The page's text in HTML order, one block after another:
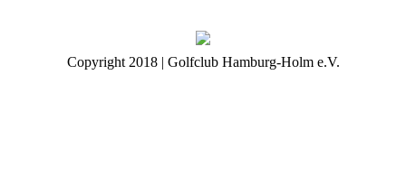
Copyright 2018 | Golfclub Hamburg-Holm e.V.